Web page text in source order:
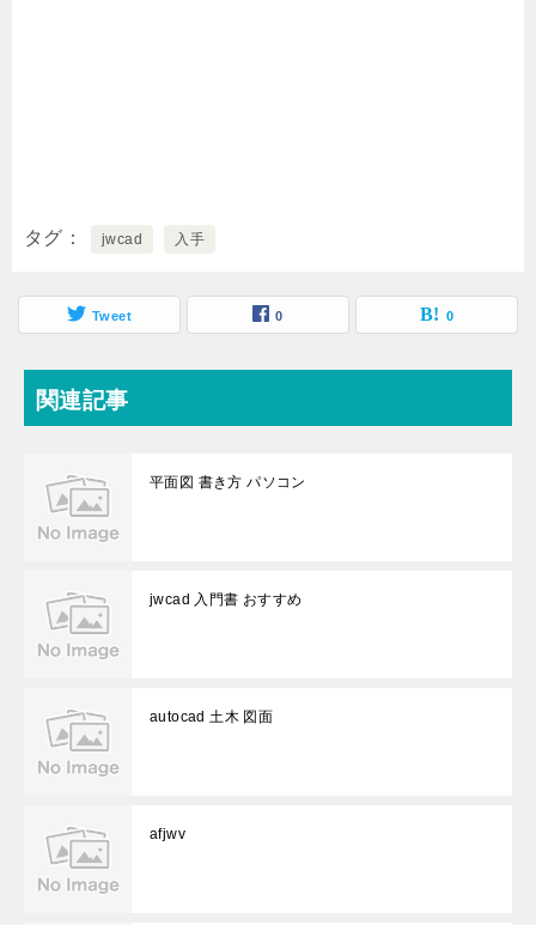
タグ jwcad 入手
Tweet 0 0
関連記事
平面図 書き方 パソコン
jwcad 入門書 おすすめ
autocad 土木 図面
afjwv